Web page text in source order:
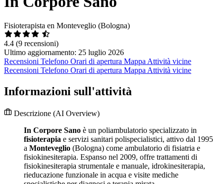
Fisioterapista en Monteveglio (Bologna)
4.4 (9 recensioni)
Ultimo aggiornamento: 25 luglio 2026
Recensioni Telefono Orari di apertura Mappa Attività vicine
Recensioni Telefono Orari di apertura Mappa Attività vicine
Informazioni sull'attività
Descrizione (AI Overview)
In Corpore Sano è un poliambulatorio specializzato in
fisioterapia e servizi sanitari polispecialistici, attivo dal 1995
a Monteveglio (Bologna) come ambulatorio di fisiatria e
fisiokinesiterapia. Espanso nel 2009, offre trattamenti di
fisiokinesiterapia strumentale e manuale, idrokinesiterapia,
rieducazione funzionale in acqua e visite mediche